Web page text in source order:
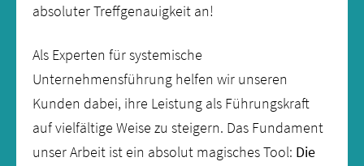
absoluter Treffgenauigkeit an!
Als Experten für systemische
Unternehmensführung helfen wir unseren
Kunden dabei, ihre Leistung als Führungskraft
auf vielfältige Weise zu steigern. Das Fundament
unser Arbeit ist ein absolut magisches Tool: Die